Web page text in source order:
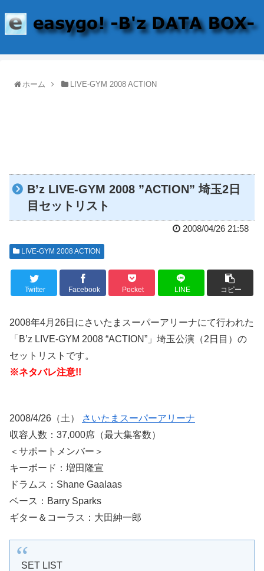
ホーム LIVE-GYM 2008 ACTION
B’z LIVE-GYM 2008 ”ACTION” 埼玉2日
目セットリスト
2008/04/26 21:58
LIVE-GYM 2008 ACTION
Twitter Facebook Pocket LINE コピー
2008年4月26日にさいたまスーパーアリーナにて行われた
「B’z LIVE-GYM 2008 “ACTION”」埼玉公演（2日目）の
セットリストです。
※ネタバレ注意!!
2008/4/26（土）
さいたまスーパーアリーナ
収容人数：37,000席（最大集客数）
＜サポートメンバー＞
キーボード：増田隆宣
ドラムス：Shane Gaalaas
ベース：Barry Sparks
ギター＆コーラス：大田紳一郎
SET LIST